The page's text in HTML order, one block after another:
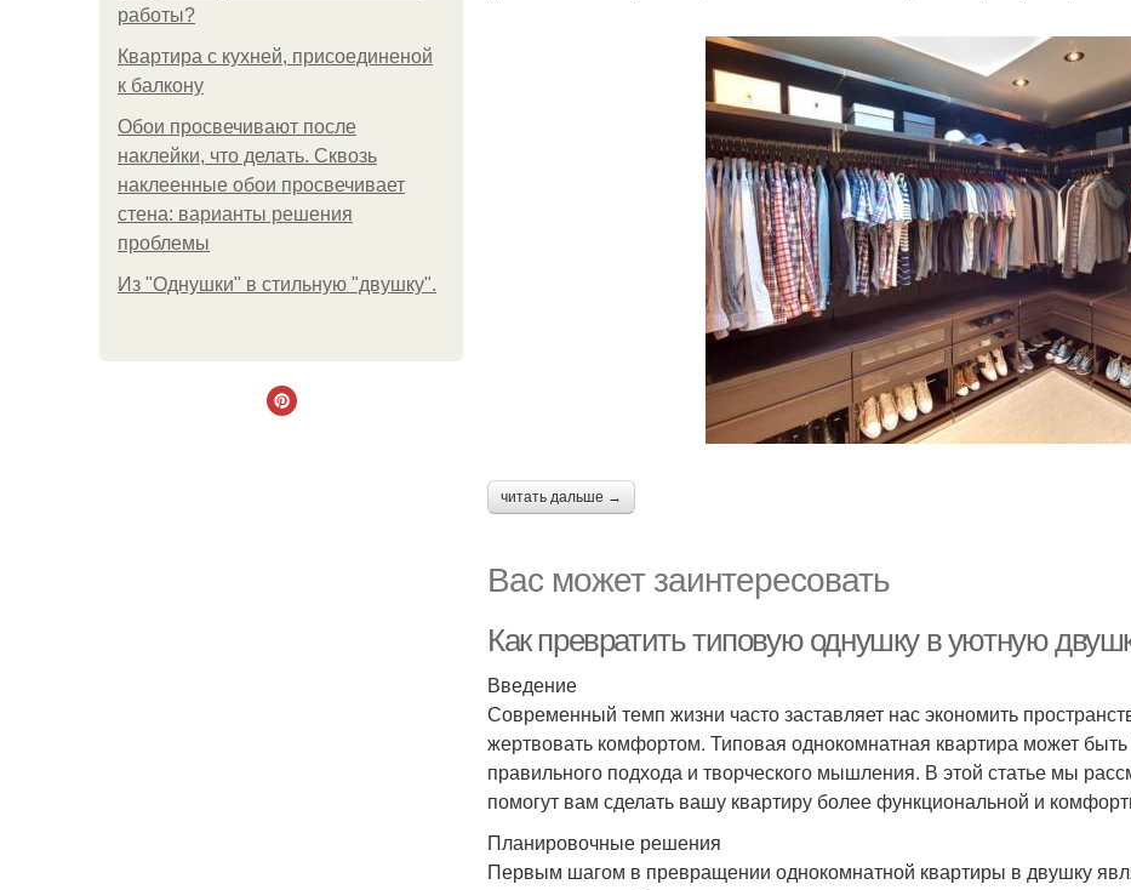
работы?
Квартира с кухней, присоединеной
к балкону
Обои просвечивают после
наклейки, что делать. Сквозь
наклеенные обои просвечивает
стена: варианты решения
проблемы
Из "Однушки" в стильную "двушку".
читать дальше →
Вас может заинтересовать
Как превратить типовую однушку в уютную
Введение
Современный темп жизни часто заставляет нас экономить
жертвовать комфортом. Типовая однокомнатная квартира может
правильного подхода и творческого мышления. В этой статье мы
помогут вам сделать вашу квартиру более функциональной и
Планировочные решения
Первым шагом в превращении однокомнатной квартиры в двушку